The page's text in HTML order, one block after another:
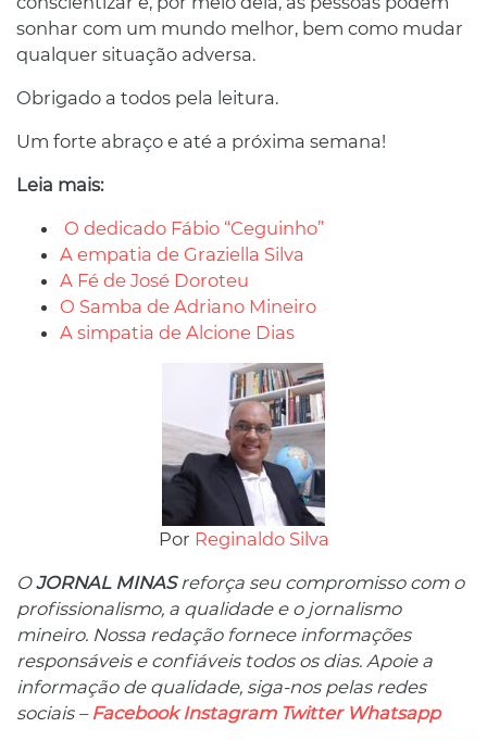
sonhar com um mundo melhor, bem como mudar
qualquer situação adversa.
Obrigado a todos pela leitura.
Um forte abraço e até a próxima semana!
Leia mais:
O dedicado Fábio “Ceguinho”
A empatia de Graziella Silva
A Fé de José Doroteu
O Samba de Adriano Mineiro
A simpatia de Alcione Dias
Por Reginaldo Silva
OJORNAL MINASreforça seu compromisso com o
profissionalismo, a qualidade e o jornalismo
mineiro. Nossa redação fornece informações
responsáveis ​​e confiáveis ​​todos os dias. Apoie a
informação de qualidade, siga-nos pelas redes
sociais – Facebook Instagram Twitter Whatsapp